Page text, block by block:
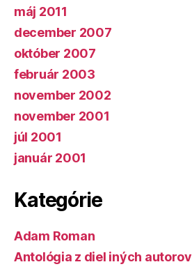
máj 2011
december 2007
október 2007
február 2003
november 2002
november 2001
júl 2001
január 2001
Kategórie
Adam Roman
Antológia z diel iných autorov